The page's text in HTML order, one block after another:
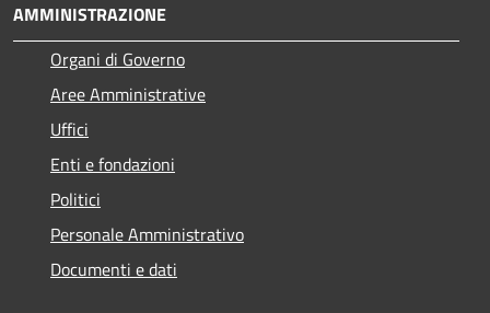
AMMINISTRAZIONE
Organi di Governo
Aree Amministrative
Uffici
Enti e fondazioni
Politici
Personale Amministrativo
Documenti e dati